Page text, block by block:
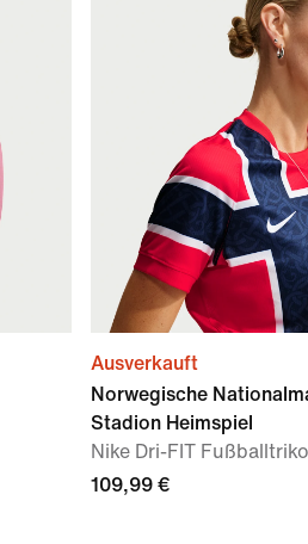
Ausverkauft
Norwegische
Stadion Heimspiel
Nike Dri-FIT
109,99 €